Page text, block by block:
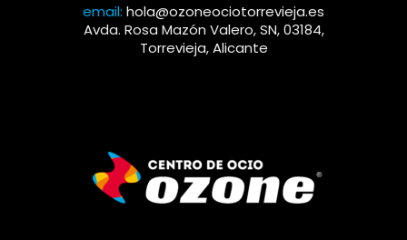
email: hola@ozoneociotorrevieja.es
Avda. Rosa Mazón Valero, SN, 03184,
Torrevieja, Alicante